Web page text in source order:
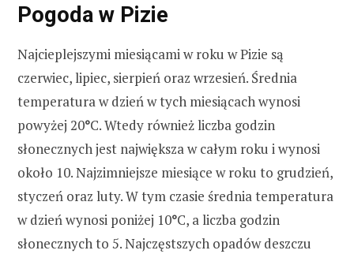
Pogoda w Pizie
Najcieplejszymi miesiącami w roku w Pizie są
czerwiec, lipiec, sierpień oraz wrzesień. Średnia
temperatura w dzień w tych miesiącach wynosi
powyżej 20°C. Wtedy również liczba godzin
słonecznych jest największa w całym roku i wynosi
około 10. Najzimniejsze miesiące w roku to grudzień,
styczeń oraz luty. W tym czasie średnia temperatura
w dzień wynosi poniżej 10°C, a liczba godzin
słonecznych to 5. Najczęstszych opadów deszczu